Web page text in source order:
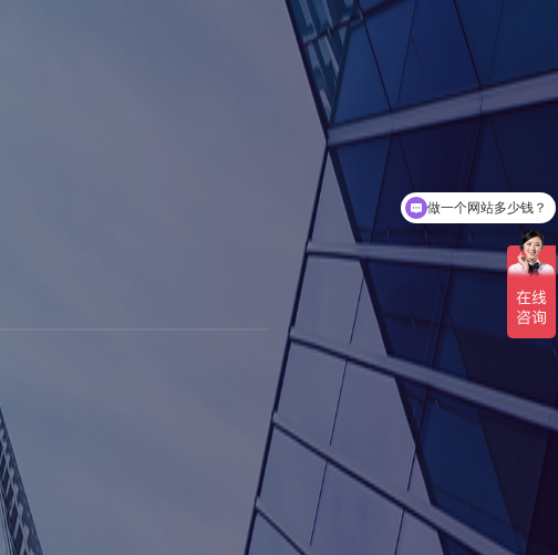
你们是怎么收费的呢